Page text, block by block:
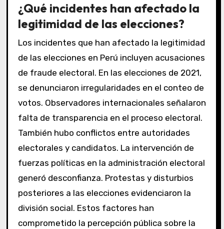
¿Qué incidentes han afectado la
legitimidad de las elecciones?
Los incidentes que han afectado la legitimidad
de las elecciones en Perú incluyen acusaciones
de fraude electoral. En las elecciones de 2021,
se denunciaron irregularidades en el conteo de
votos. Observadores internacionales señalaron
falta de transparencia en el proceso electoral.
También hubo conflictos entre autoridades
electorales y candidatos. La intervención de
fuerzas políticas en la administración electoral
generó desconfianza. Protestas y disturbios
posteriores a las elecciones evidenciaron la
división social. Estos factores han
comprometido la percepción pública sobre la